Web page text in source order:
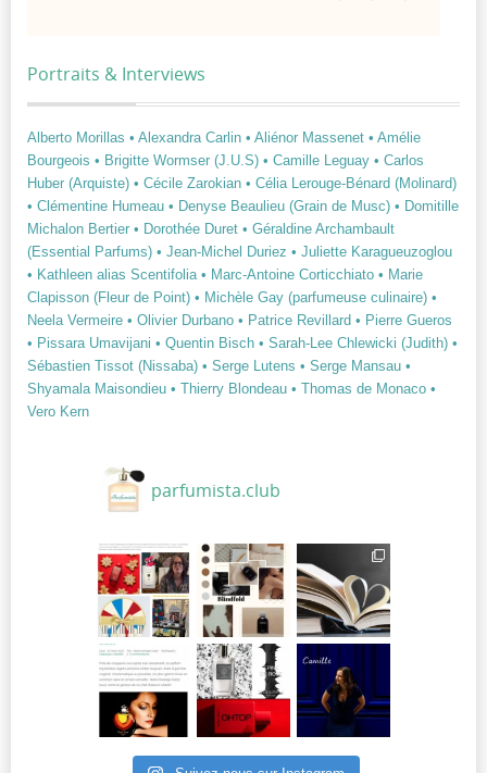
Portraits & Interviews
Alberto Morillas • Alexandra Carlin • Aliénor Massenet • Amélie
Bourgeois • Brigitte Wormser (J.U.S) • Camille Leguay • Carlos
Huber (Arquiste) • Cécile Zarokian • Célia Lerouge-Bénard (Molinard)
• Clémentine Humeau • Denyse Beaulieu (Grain de Musc) • Domitille
Michalon Bertier • Dorothée Duret • Géraldine Archambault
(Essential Parfums) • Jean-Michel Duriez • Juliette Karagueuzoglou
• Kathleen alias Scentifolia • Marc-Antoine Corticchiato • Marie
Clapisson (Fleur de Point) • Michèle Gay (parfumeuse culinaire) •
Neela Vermeire • Olivier Durbano • Patrice Revillard • Pierre Gueros
• Pissara Umavijani • Quentin Bisch • Sarah-Lee Chlewicki (Judith) •
Sébastien Tissot (Nissaba) • Serge Lutens • Serge Mansau •
Shyamala Maisondieu • Thierry Blondeau • Thomas de Monaco •
Vero Kern
parfumista.club